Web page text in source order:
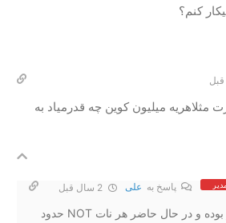
کنم؟
میلیون کوین چه قدرمیاد به
پاسخ به علی
باسلام قیمت متغیر بوده و در حال حاضر هر نات NOT حدود